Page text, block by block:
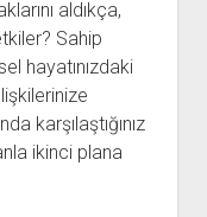
aldıkça,
Sahip
hayatınızdaki
karşılaştığınız
ikinci plana